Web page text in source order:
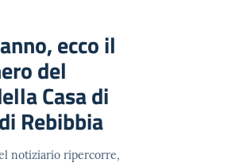
ecco il
del
Casa di
Rebibbia
notiziario ripercorre,